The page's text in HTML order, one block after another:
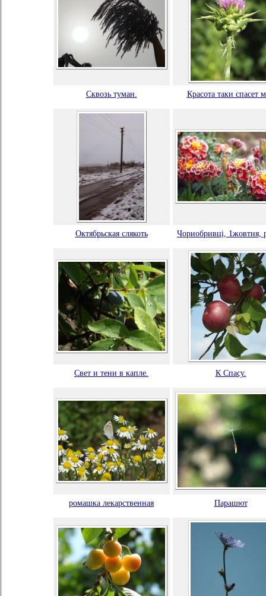
Сквозь туман. Красота таки спасет
Октябрьская слякоть Чорнобривці, 1жовтня,
Свет и тени в капле. К Спасу.
ромашка лекарственная Парашют